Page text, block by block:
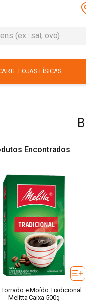
(ex.: sal, ovo)
LOJAS FÍSICAS
Torrado e Moído Tradicional
Melitta Caixa 500g